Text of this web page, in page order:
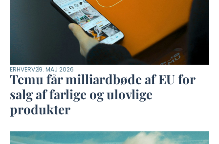
ERHVERV29. MAJ 2026
Temu får milliardbøde af EU for
salg af farlige og ulovlige
produkter